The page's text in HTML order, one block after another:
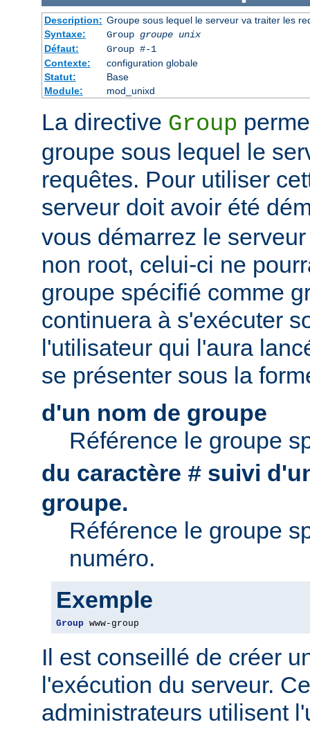
Description: Groupe sous lequel le serveur va traiter les
Syntaxe:
Group groupe unix
Défaut:
Group #-1
Contexte:
configuration globale
Statut:
Base
Module:
mod_unixd
La directive Group
groupe sous lequel le
requêtes. Pour utiliser
serveur doit avoir été
vous démarrez le
non root, celui-ci ne
groupe spécifié comme
continuera à s'exécuter
l'utilisateur qui l'aura
se présenter sous la
d'un nom de groupe
Référence le groupe
du caractère # suivi
groupe.
Référence le groupe
numéro.
Exemple
Group www-group
Il est conseillé de créer
l'exécution du serveur.
administrateurs utilisent